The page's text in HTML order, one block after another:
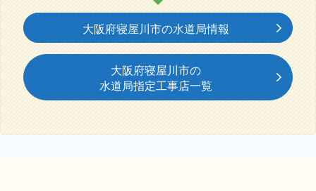
大阪府寝屋川市の水道局情報
大阪府寝屋川市の
水道局指定工事店一覧